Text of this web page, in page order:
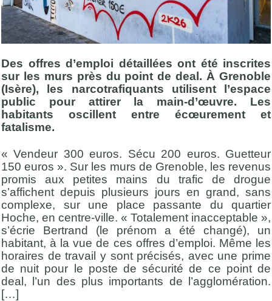
Des offres d’emploi détaillées ont été inscrites
sur les murs près du point de deal. À Grenoble
(Isère), les narcotrafiquants utilisent l’espace
public pour attirer la main-d’œuvre. Les
habitants oscillent entre écœurement et
fatalisme.
« Vendeur 300 euros. Sécu 200 euros. Guetteur
150 euros ». Sur les murs de Grenoble, les revenus
promis aux petites mains du trafic de drogue
s’affichent depuis plusieurs jours en grand, sans
complexe, sur une place passante du quartier
Hoche, en centre-ville. « Totalement inacceptable »,
s’écrie Bertrand (le prénom a été changé), un
habitant, à la vue de ces offres d’emploi. Même les
horaires de travail y sont précisés, avec une prime
de nuit pour le poste de sécurité de ce point de
deal, l’un des plus importants de l’agglomération.
[…]